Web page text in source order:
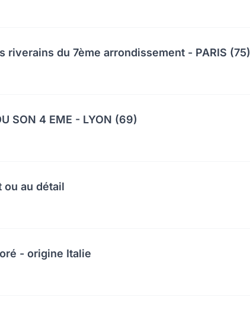
riverains du 7ème arrondissement - PARIS (75)
SON 4 EME - LYON (69)
ou au détail
- origine Italie